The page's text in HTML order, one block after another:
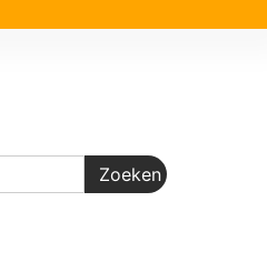
Zoeken